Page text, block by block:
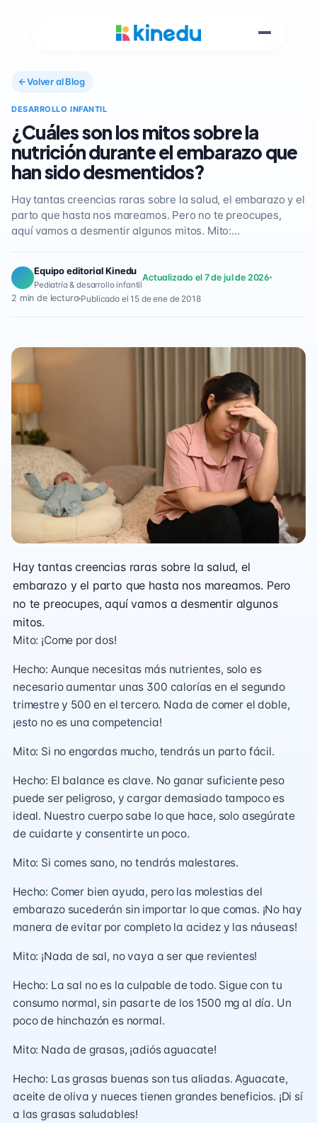
Volver al Blog
DESARROLLO INFANTIL
¿Cuáles son los mitos sobre la
nutrición durante el embarazo que
han sido desmentidos?
Hay tantas creencias raras sobre la salud, el embarazo y el
parto que hasta nos mareamos. Pero no te preocupes,
aquí vamos a desmentir algunos mitos. Mito:…
Equipo editorial Kinedu
Pediatría & desarrollo infantil
Actualizado el 7 de jul de 2026
2 min de lectura Publicado el 15 de ene de 2018
Hay tantas creencias raras sobre la salud, el
embarazo y el parto que hasta nos mareamos. Pero
no te preocupes, aquí vamos a desmentir algunos
mitos.
Mito: ¡Come por dos!
Hecho: Aunque necesitas más nutrientes, solo es
necesario aumentar unas 300 calorías en el segundo
trimestre y 500 en el tercero. Nada de comer el doble,
¡esto no es una competencia!
Mito: Si no engordas mucho, tendrás un parto fácil.
Hecho: El balance es clave. No ganar suficiente peso
puede ser peligroso, y cargar demasiado tampoco es
ideal. Nuestro cuerpo sabe lo que hace, solo asegúrate
de cuidarte y consentirte un poco.
Mito: Si comes sano, no tendrás malestares.
Hecho: Comer bien ayuda, pero las molestias del
embarazo sucederán sin importar lo que comas. ¡No hay
manera de evitar por completo la acidez y las náuseas!
Mito: ¡Nada de sal, no vaya a ser que revientes!
Hecho: La sal no es la culpable de todo. Sigue con tu
consumo normal, sin pasarte de los 1500 mg al día. Un
poco de hinchazón es normal.
Mito: Nada de grasas, ¡adiós aguacate!
Hecho: Las grasas buenas son tus aliadas. Aguacate,
aceite de oliva y nueces tienen grandes beneficios. ¡Di sí
a las grasas saludables!